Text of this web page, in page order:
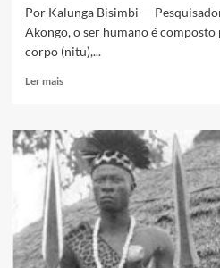
Por Kalunga Bisimbi —
Akongo, o ser humano é
corpo (nitu),...
Ler maisLeia
O
SIGNIFICADO
DOS
NOMES
DOS
BAKONGO